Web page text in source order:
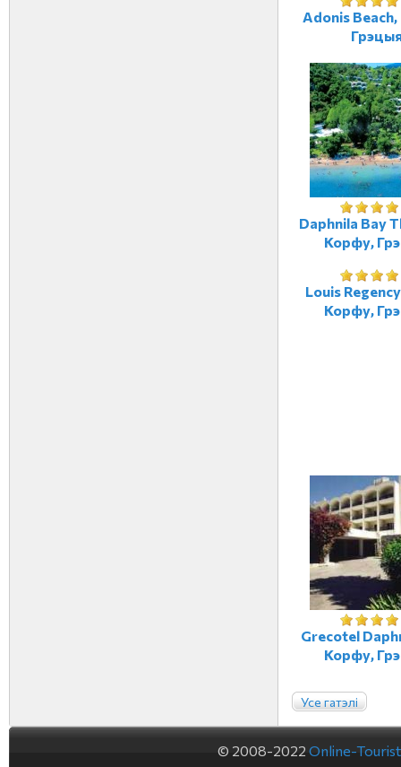
Adonis
Daphnila Bay
Корфу,
Louis
Корфу,
Grecotel
Корфу,
Усе гатэлі
© 2008-2022 Online-